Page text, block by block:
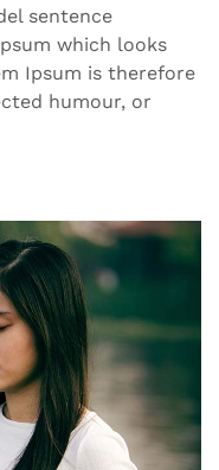
sentence
which looks
Ipsum is therefore
humour, or